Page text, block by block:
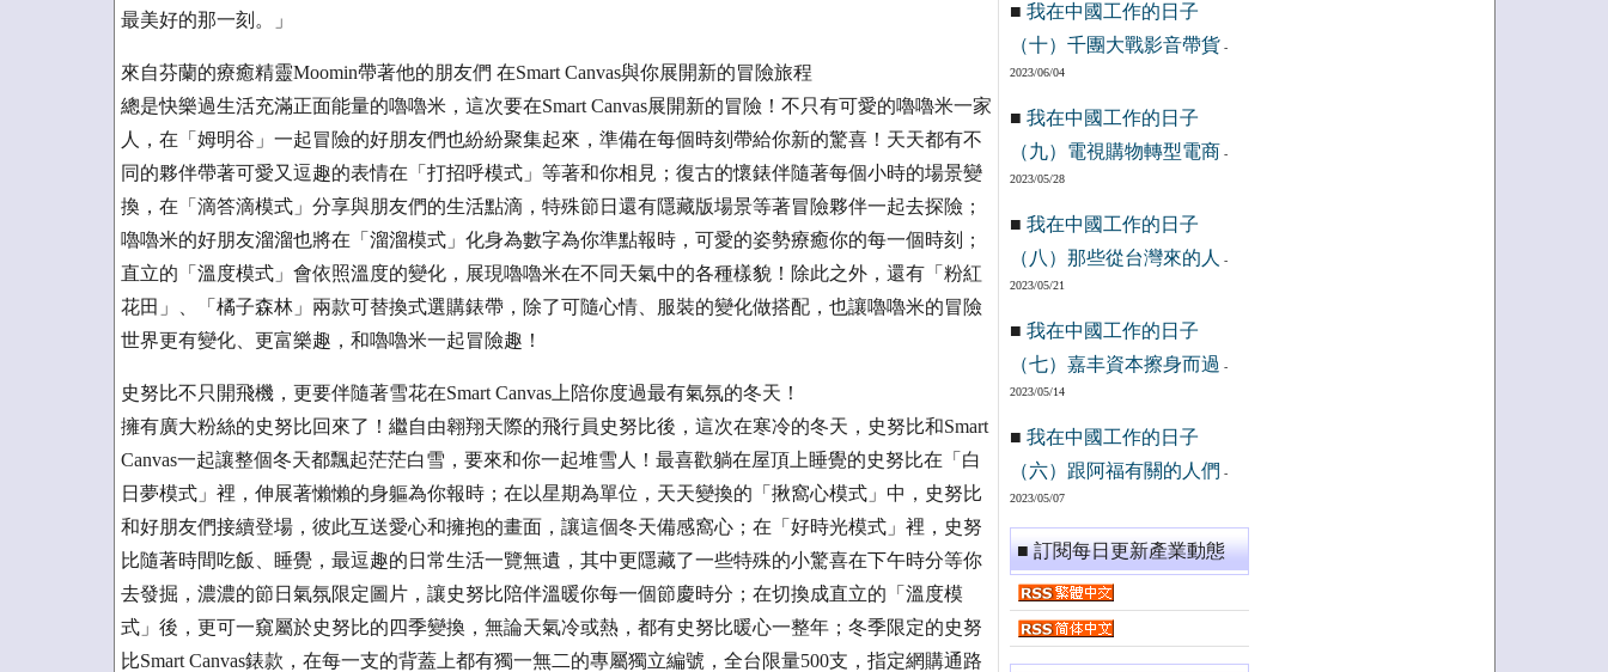
最美好的那一刻。」
來自芬蘭的療癒精靈Moomin帶著他的朋友們 在Smart Canvas與你展開新的冒險旅程
總是快樂過生活充滿正面能量的嚕嚕米，這次要在Smart Canvas展開新的冒險！不只有可愛的嚕嚕米一家
人，在「姆明谷」一起冒險的好朋友們也紛紛聚集起來，準備在每個時刻帶給你新的驚喜！天天都有不
同的夥伴帶著可愛又逗趣的表情在「打招呼模式」等著和你相見；復古的懷錶伴隨著每個小時的場景變
換，在「滴答滴模式」分享與朋友們的生活點滴，特殊節日還有隱藏版場景等著冒險夥伴一起去探險；
嚕嚕米的好朋友溜溜也將在「溜溜模式」化身為數字為你準點報時，可愛的姿勢療癒你的每一個時刻；
直立的「溫度模式」會依照溫度的變化，展現嚕嚕米在不同天氣中的各種樣貌！除此之外，還有「粉紅
花田」、「橘子森林」兩款可替換式選購錶帶，除了可隨心情、服裝的變化做搭配，也讓嚕嚕米的冒險
世界更有變化、更富樂趣，和嚕嚕米一起冒險趣！
史努比不只開飛機，更要伴隨著雪花在Smart Canvas上陪你度過最有氣氛的冬天！
擁有廣大粉絲的史努比回來了！繼自由翱翔天際的飛行員史努比後，這次在寒冷的冬天，史努比和Smart
Canvas一起讓整個冬天都飄起茫茫白雪，要來和你一起堆雪人！最喜歡躺在屋頂上睡覺的史努比在「白
日夢模式」裡，伸展著懶懶的身軀為你報時；在以星期為單位，天天變換的「揪窩心模式」中，史努比
和好朋友們接續登場，彼此互送愛心和擁抱的畫面，讓這個冬天備感窩心；在「好時光模式」裡，史努
比隨著時間吃飯、睡覺，最逗趣的日常生活一覽無遺，其中更隱藏了一些特殊的小驚喜在下午時分等你
去發掘，濃濃的節日氣氛限定圖片，讓史努比陪伴溫暖你每一個節慶時分；在切換成直立的「溫度模
式」後，更可一窺屬於史努比的四季變換，無論天氣冷或熱，都有史努比暖心一整年；冬季限定的史努
比Smart Canvas錶款，在每一支的背蓋上都有獨一無二的專屬獨立編號，全台限量500支，指定網購通路
■ 我在中國工作的日子
（十）千團大戰影音帶貨 -
2023/06/04
■ 我在中國工作的日子
（九）電視購物轉型電商 -
2023/05/28
■ 我在中國工作的日子
（八）那些從台灣來的人
-
2023/05/21
■ 我在中國工作的日子
（七）嘉丰資本擦身而過 -
2023/05/14
■ 我在中國工作的日子
（六）跟阿福有關的人們 -
2023/05/07
■ 訂閱每日更新產業動態